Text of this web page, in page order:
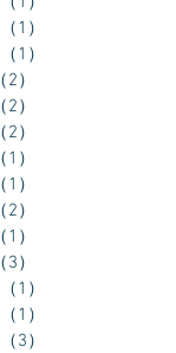
（1）
（1）
（2）
（2）
（2）
（1）
（1）
（2）
（1）
（3）
（1）
（1）
（3）